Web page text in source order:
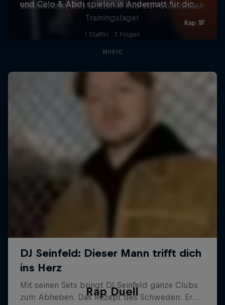
Badmómzjay und Bozza im Red Bull Soundclash
Trainingslager
1 Staffel · 3 Folgen
MUSIC
Rap Duell